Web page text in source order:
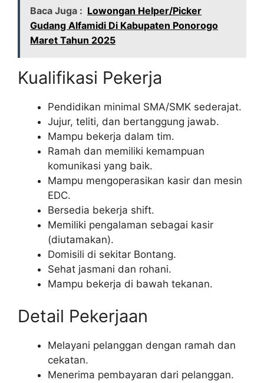
Baca Juga : Lowongan Helper/Picker
Gudang Alfamidi Di Kabupaten Ponorogo
Maret Tahun 2025
Kualifikasi Pekerja
Pendidikan minimal SMA/SMK sederajat.
Jujur, teliti, dan bertanggung jawab.
Mampu bekerja dalam tim.
Ramah dan memiliki kemampuan
komunikasi yang baik.
Mampu mengoperasikan kasir dan mesin
EDC.
Bersedia bekerja shift.
Memiliki pengalaman sebagai kasir
(diutamakan).
Domisili di sekitar Bontang.
Sehat jasmani dan rohani.
Mampu bekerja di bawah tekanan.
Detail Pekerjaan
Melayani pelanggan dengan ramah dan
cekatan.
Menerima pembayaran dari pelanggan.